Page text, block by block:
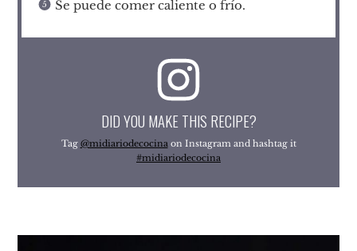
Se puede comer caliente o frío.
DID YOU MAKE THIS RECIPE?
Tag @midiariodecocinaon Instagram and hashtag it
#midiariodecocina